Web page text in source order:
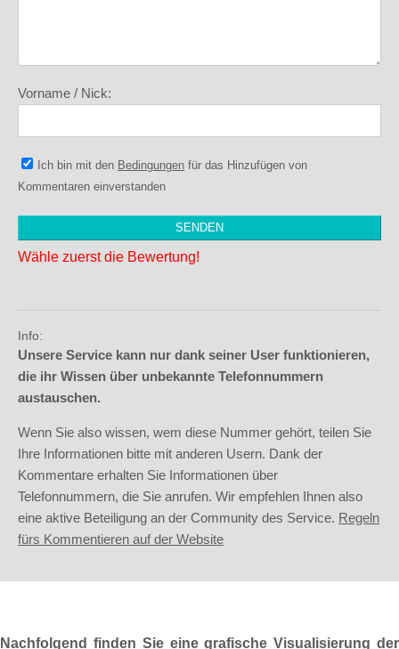
Vorname / Nick:
Ich bin mit den Bedingungen für das Hinzufügen von
Kommentaren einverstanden
Wähle zuerst die Bewertung!
Info:
Unsere Service kann nur dank seiner User funktionieren,
die ihr Wissen über unbekannte Telefonnummern
austauschen.
Wenn Sie also wissen, wem diese Nummer gehört, teilen Sie
Ihre Informationen bitte mit anderen Usern. Dank der
Kommentare erhalten Sie Informationen über
Telefonnummern, die Sie anrufen. Wir empfehlen Ihnen also
eine aktive Beteiligung an der Community des Service. Regeln
fürs Kommentieren auf der Website
Nachfolgend finden Sie eine grafische Visualisierung der